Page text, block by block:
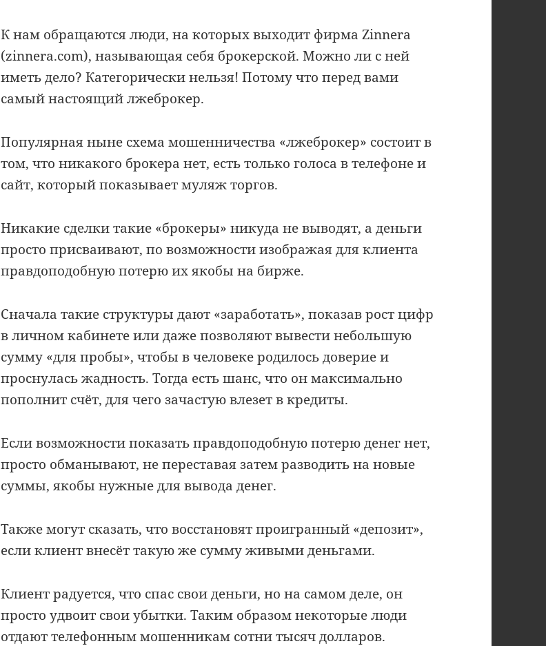
К нам обращаются люди, на которых выходит фирма Zinnera
(zinnera.com), называющая себя брокерской. Можно ли с ней
иметь дело? Категорически нельзя! Потому что перед вами
самый настоящий лжеброкер.
Популярная ныне схема мошенничества «лжеброкер» состоит в
том, что никакого брокера нет, есть только голоса в телефоне и
сайт, который показывает муляж торгов.
Никакие сделки такие «брокеры» никуда не выводят, а деньги
просто присваивают, по возможности изображая для клиента
правдоподобную потерю их якобы на бирже.
Сначала такие структуры дают «заработать», показав рост цифр
в личном кабинете или даже позволяют вывести небольшую
сумму «для пробы», чтобы в человеке родилось доверие и
проснулась жадность. Тогда есть шанс, что он максимально
пополнит счёт, для чего зачастую влезет в кредиты.
Если возможности показать правдоподобную потерю денег нет,
просто обманывают, не переставая затем разводить на новые
суммы, якобы нужные для вывода денег.
Также могут сказать, что восстановят проигранный «депозит»,
если клиент внесёт такую же сумму живыми деньгами.
Клиент радуется, что спас свои деньги, но на самом деле, он
просто удвоит свои убытки. Таким образом некоторые люди
отдают телефонным мошенникам сотни тысяч долларов.